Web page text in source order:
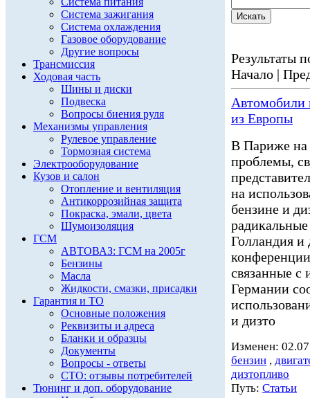
Система зажигания
Система охлаждения
Газовое оборудование
Другие вопросы
Трансмиссия
Ходовая часть
Шины и диски
Подвеска
Вопросы биения руля
Механизмы управления
Рулевое управление
Тормозная система
Электрооборудование
Кузов и салон
Отопление и вентиляция
Антикоррозийная защита
Покраска, эмали, цвета
Шумоизоляция
ГСМ
АВТОВАЗ: ГСМ на 2005г
Бензины
Масла
Жидкости, смазки, присадки
Гарантия и ТО
Основные положения
Реквизиты и адреса
Бланки и образцы
Документы
Вопросы - ответы
СТО: отзывы потребителей
Тюнинг и доп. оборудование
Результаты
Начало |
Автомобили
из Европы
В Париже
проблемы,
на
бензине и
Голландия
связанные с
Германии
и дизто
Изменен:
бензин ,
дизтопливо
Путь: Статьи